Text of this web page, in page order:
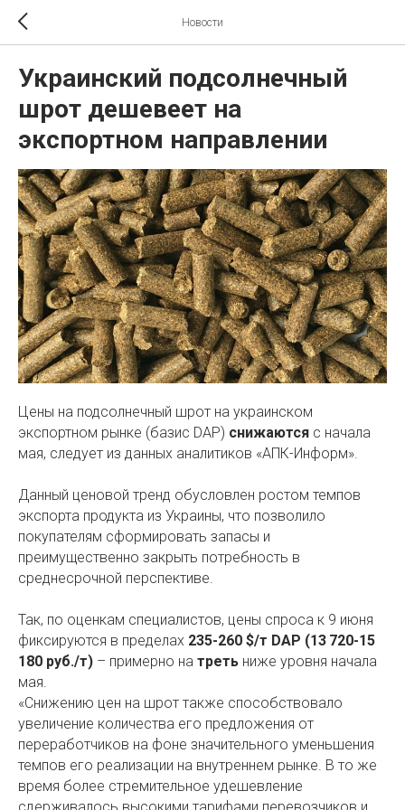
Новости
Украинский подсолнечный
шрот дешевеет на
экспортном направлении
Цены на подсолнечный шрот на украинском
экспортном рынке (базис DAP) снижаются с начала
мая, следует из данных аналитиков «АПК-Информ».
Данный ценовой тренд обусловлен ростом темпов
экспорта продукта из Украины, что позволило
покупателям сформировать запасы и
преимущественно закрыть потребность в
среднесрочной перспективе.
Так, по оценкам специалистов, цены спроса к 9 июня
фиксируются в пределах 235-260 $/т DAP (13 720-15
180 руб./т) – примерно на треть ниже уровня начала
мая.
«Снижению цен на шрот также способствовало
увеличение количества его предложения от
переработчиков на фоне значительного уменьшения
темпов его реализации на внутреннем рынке. В то же
время более стремительное удешевление